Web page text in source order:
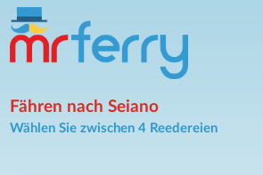
Fähren nach Seiano
Wählen Sie zwischen 4 Reedereien